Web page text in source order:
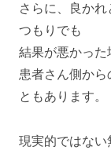
さらに、良か
つもりでも
結果が悪かった
患者さん側から
ともあります。
現実的ではない